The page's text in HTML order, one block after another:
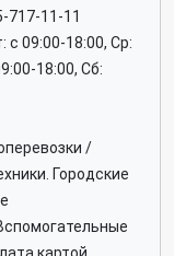
717-11-11
c 09:00-18:00, Ср:
18:00, Сб:
/
Городские